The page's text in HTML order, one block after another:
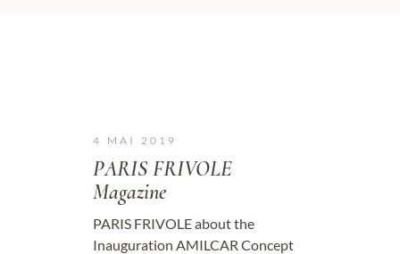
4 MAI 2019
PARIS FRIVOLE
Magazine
PARIS FRIVOLE about the
Inauguration AMILCAR Concept